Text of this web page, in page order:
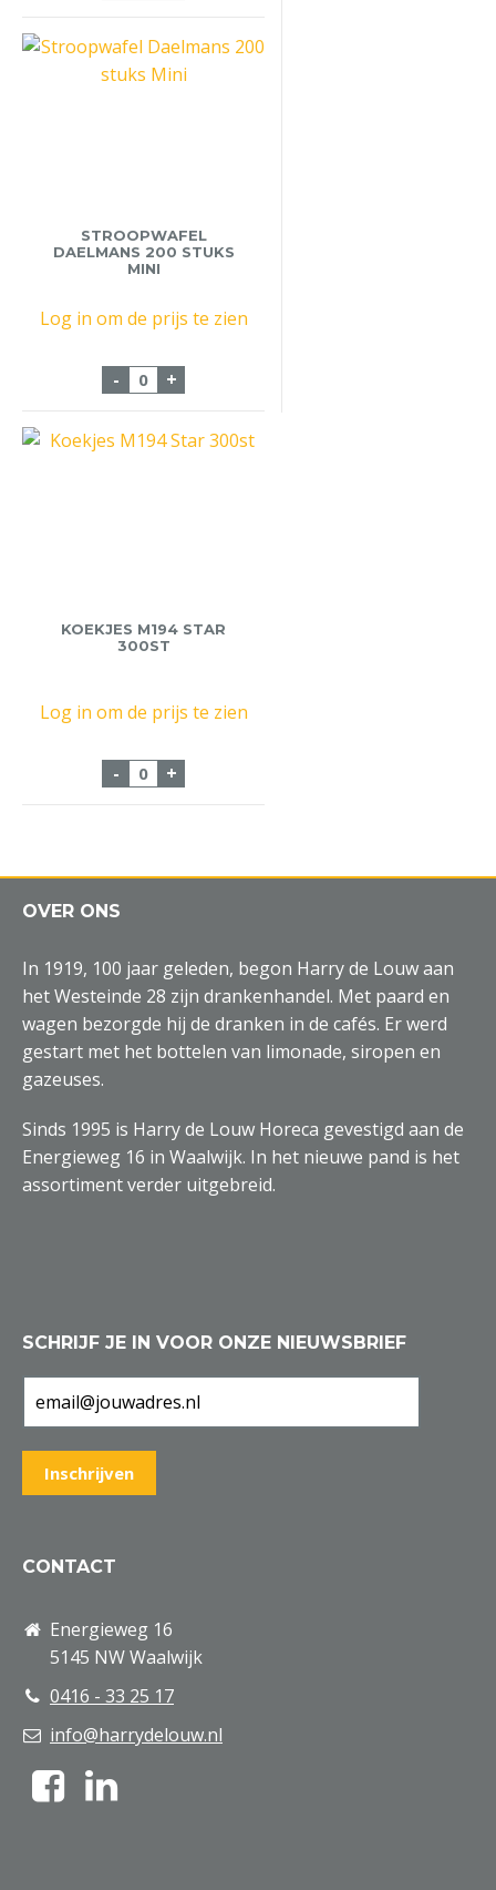
STROOPWAFEL
DAELMANS 200 STUKS
MINI
Log in om de prijs te zien
- Stroopwafel Daelmans 200 stuks Mini
+
KOEKJES M194 STAR
300ST
Log in om de prijs te zien
- Koekjes M194 Star 300st aantal
+
OVER ONS
In 1919, 100 jaar geleden, begon Harry de Louw aan
het Westeinde 28 zijn drankenhandel. Met paard en
wagen bezorgde hij de dranken in de cafés. Er werd
gestart met het bottelen van limonade, siropen en
gazeuses.
Sinds 1995 is Harry de Louw Horeca gevestigd aan de
Energieweg 16 in Waalwijk. In het nieuwe pand is het
assortiment verder uitgebreid.
SCHRIJF JE IN VOOR ONZE NIEUWSBRIEF
CONTACT
Energieweg 16
5145 NW Waalwijk
0416 - 33 25 17
info@harrydelouw.nl